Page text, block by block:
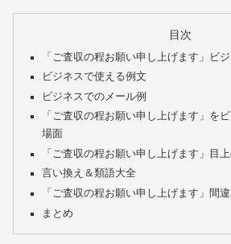
目次
「ご査収の程お願い申し上げます」ビ
ビジネスで使える例文
ビジネスでのメール例
「ご査収の程お願い申し上げます」を
場面
「ご査収の程お願い申し上げます」目
言い換え＆類語大全
「ご査収の程お願い申し上げます」間
まとめ